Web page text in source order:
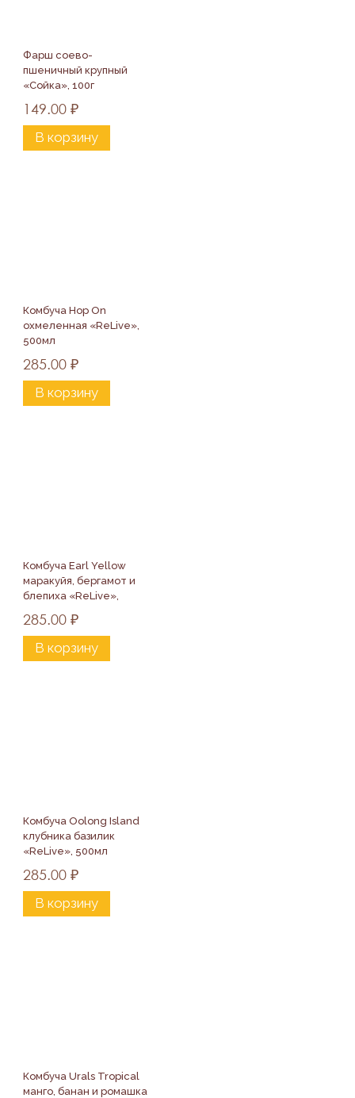
Фарш соево-
пшеничный крупный
«Сойка», 100г
149.00 ₽
В корзину
Комбуча Hop On
охмеленная «ReLive»,
500мл
285.00 ₽
В корзину
Комбуча Earl Yellow
маракуйя, бергамот и
блепиха «ReLive»,
285.00 ₽
В корзину
Комбуча Oolong Island
клубника базилик
«ReLive», 500мл
285.00 ₽
В корзину
Комбуча Urals Tropical
манго, банан и ромашка